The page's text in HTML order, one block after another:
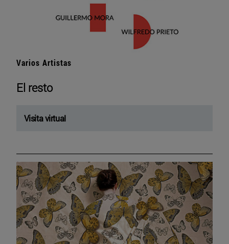
Varios Artistas
El resto
Visita virtual